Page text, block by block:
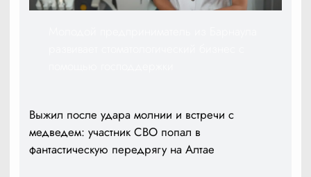
Выжил после удара молнии и встречи с
медведем: участник СВО попал в
фантастическую передрягу на Алтае